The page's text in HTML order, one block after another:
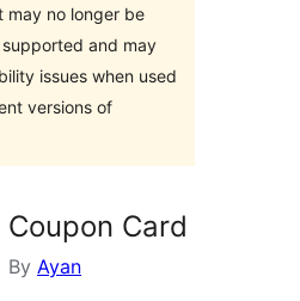
may no longer be
and may
issues when used
versions of
Coupon Card
By Ayan